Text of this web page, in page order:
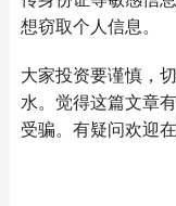
想窃取个人信息。
大家投资要谨慎，
水。觉得这篇文章
受骗。有疑问欢迎